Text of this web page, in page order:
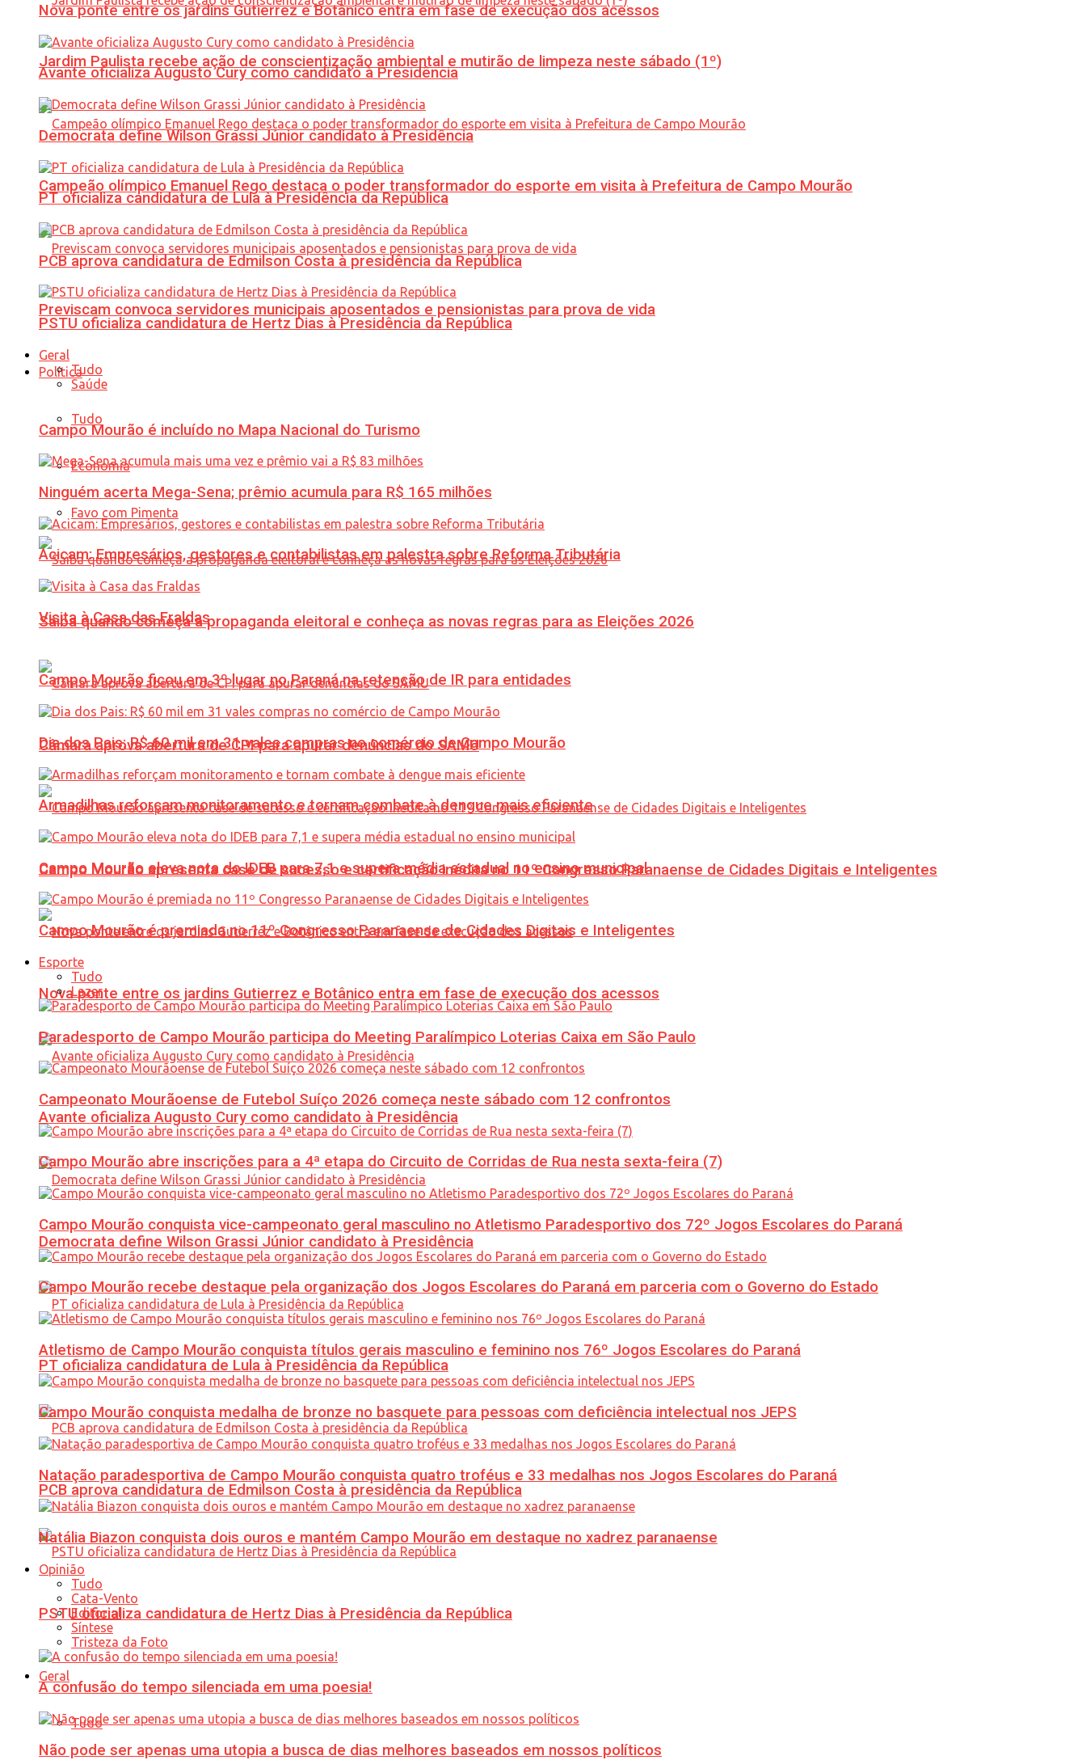
Jardim Paulista recebe ação de conscientização ambiental e mutirão de limpeza neste sábado (1º)
Campeão olímpico Emanuel Rego destaca o poder transformador do esporte em visita à Prefeitura de Campo Mourão
Previscam convoca servidores municipais aposentados e pensionistas para prova de vida
Política
Tudo
Economia
Favo com Pimenta
Saiba quando começa a propaganda eleitoral e conheça as novas regras para as Eleições 2026
Câmara aprova abertura de CPI para apurar denúncias do SAMU
Campo Mourão apresenta case de sucesso e certificação inédita no 11º Congresso Paranaense de Cidades Digitais e Inteligentes
Nova ponte entre os jardins Gutierrez e Botânico entra em fase de execução dos acessos
Avante oficializa Augusto Cury como candidato à Presidência
Democrata define Wilson Grassi Júnior candidato à Presidência
PT oficializa candidatura de Lula à Presidência da República
PCB aprova candidatura de Edmilson Costa à presidência da República
PSTU oficializa candidatura de Hertz Dias à Presidência da República
Geral
Tudo
Nova ponte entre os jardins Gutierrez e Botânico entra em fase de execução dos acessos
Avante oficializa Augusto Cury como candidato à Presidência
Democrata define Wilson Grassi Júnior candidato à Presidência
PT oficializa candidatura de Lula à Presidência da República
PCB aprova candidatura de Edmilson Costa à presidência da República
PSTU oficializa candidatura de Hertz Dias à Presidência da República
Geral
Tudo
Saúde
Campo Mourão é incluído no Mapa Nacional do Turismo
Ninguém acerta Mega-Sena; prêmio acumula para R$ 165 milhões
Acicam: Empresários, gestores e contabilistas em palestra sobre Reforma Tributária
Visita à Casa das Fraldas
Campo Mourão ficou em 3º lugar no Paraná na retenção de IR para entidades
Dia dos Pais: R$ 60 mil em 31 vales compras no comércio de Campo Mourão
Armadilhas reforçam monitoramento e tornam combate à dengue mais eficiente
Campo Mourão eleva nota do IDEB para 7,1 e supera média estadual no ensino municipal
Campo Mourão é premiada no 11º Congresso Paranaense de Cidades Digitais e Inteligentes
Esporte
Tudo
Lazer
Paradesporto de Campo Mourão participa do Meeting Paralímpico Loterias Caixa em São Paulo
Campeonato Mourãoense de Futebol Suíço 2026 começa neste sábado com 12 confrontos
Campo Mourão abre inscrições para a 4ª etapa do Circuito de Corridas de Rua nesta sexta-feira (7)
Campo Mourão conquista vice-campeonato geral masculino no Atletismo Paradesportivo dos 72º Jogos Escolares do Paraná
Campo Mourão recebe destaque pela organização dos Jogos Escolares do Paraná em parceria com o Governo do Estado
Atletismo de Campo Mourão conquista títulos gerais masculino e feminino nos 76º Jogos Escolares do Paraná
Campo Mourão conquista medalha de bronze no basquete para pessoas com deficiência intelectual nos JEPS
Natação paradesportiva de Campo Mourão conquista quatro troféus e 33 medalhas nos Jogos Escolares do Paraná
Natália Biazon conquista dois ouros e mantém Campo Mourão em destaque no xadrez paranaense
Opinião
Tudo
Cata-Vento
Editorial
Síntese
Tristeza da Foto
A confusão do tempo silenciada em uma poesia!
Não pode ser apenas uma utopia a busca de dias melhores baseados em nossos políticos